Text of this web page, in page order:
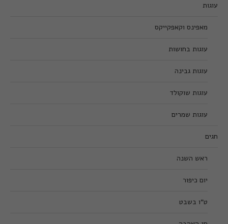
עוגות
מאפינס וקאפקייקס
עוגות בחושות
עוגות גבינה
עוגות שוקולד
עוגות שמרים
חגים
ראש השנה
יום כיפור
ט”ו בשבט